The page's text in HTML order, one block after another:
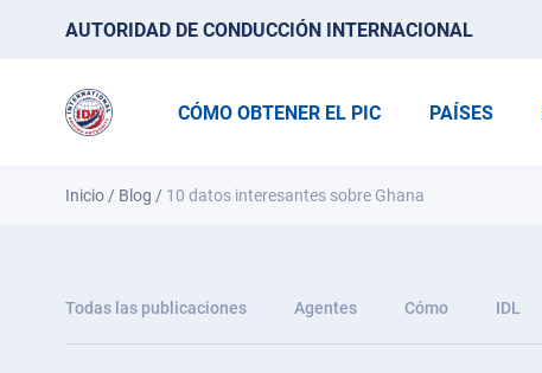
AUTORIDAD DE CONDUCCIÓN INTERNACIONAL
CÓMO OBTENER EL PIC PAÍSES
Inicio / Blog / 10 datos interesantes sobre Ghana
Todas las publicaciones Agentes Cómo IDL